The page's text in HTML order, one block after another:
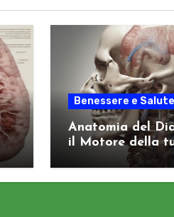
Benessere e Salute
Anatomia del
il Motore della